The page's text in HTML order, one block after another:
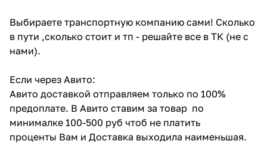
Выбираете транспортную компанию сами! Сколько
в пути ,сколько стоит и тп - решайте все в ТК (не с
нами).
Если через Авито:
Авито доставкой отправляем только по 100%
предоплате. В Авито ставим за товар по
минималке 100-500 руб чтоб не платить
проценты Вам и Доставка выходила наименьшая.